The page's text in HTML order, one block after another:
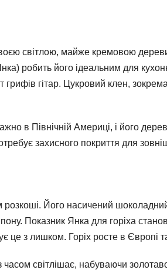
світлою, майже кремовою
робить його ідеальним для
грифів гітар. Цукровий клен,
в Північній Америці, і його
захисного покриття для
розкоші. Його насичений
Показник Янка для горіха
це з лишком. Горіх росте в Європі
часом світлішає, набуваючи